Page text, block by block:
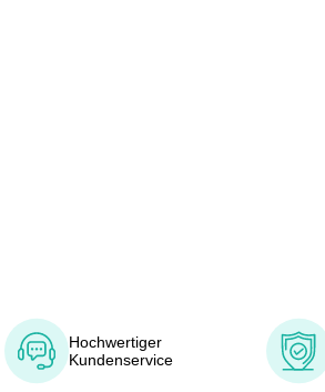
Hochwertiger
Kundenservice